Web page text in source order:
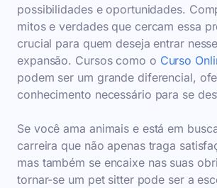
possibilidades e oportunidades.
mitos e verdades que cercam essa
crucial para quem deseja entrar
expansão. Cursos como o Curso
podem ser um grande diferencial,
conhecimento necessário para se
Se você ama animais e está em
carreira que não apenas traga
mas também se encaixe nas suas
tornar-se um pet sitter pode ser a